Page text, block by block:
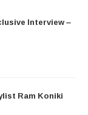
Interview –
Ram Koniki